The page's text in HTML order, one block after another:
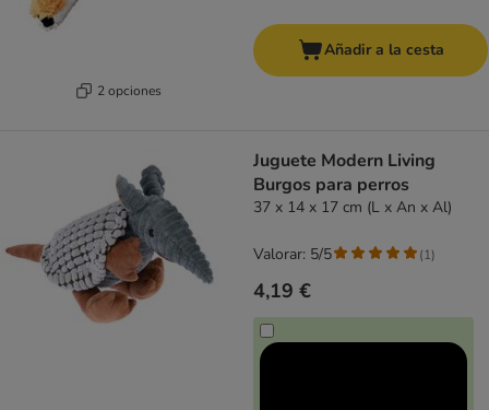
2 opciones
Añadir a la cesta
Juguete Modern Living
Burgos para perros
37 x 14 x 17 cm (L x An x Al)
4,19 €
Valorar: 5/5 (1)